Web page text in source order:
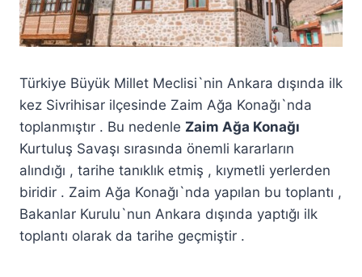
Türkiye Büyük Millet Meclisi`nin Ankara dışında ilk
kez Sivrihisar ilçesinde Zaim Ağa Konağı`nda
toplanmıştır . Bu nedenle Zaim Ağa Konağı
Kurtuluş Savaşı sırasında önemli kararların
alındığı , tarihe tanıklık etmiş , kıymetli yerlerden
biridir . Zaim Ağa Konağı`nda yapılan bu toplantı ,
Bakanlar Kurulu`nun Ankara dışında yaptığı ilk
toplantı olarak da tarihe geçmiştir .